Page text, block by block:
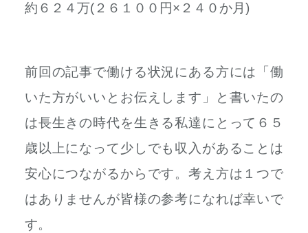
約６２４万(２６１００円×２４０か月)
前回の記事で働ける状況にある方には「働
いた方がいいとお伝えします」と書いたの
は長生きの時代を生きる私達にとって６５
歳以上になって少しでも収入があることは
安心につながるからです。考え方は１つで
はありませんが皆様の参考になれば幸いで
す。